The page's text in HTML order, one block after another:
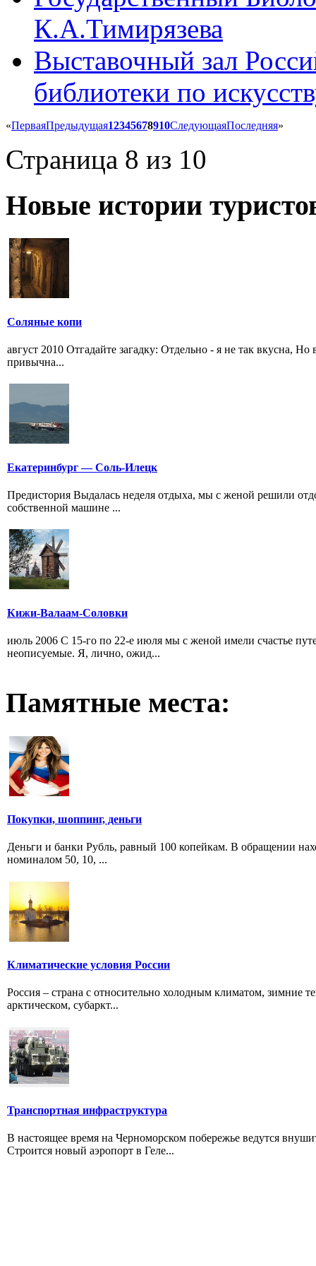
К.А.Тимирязева
Выставочный зал
библиотеки по
«ПерваяПредыдущая12345678910СледующаяПоследняя»
Страница 8 из 10
Новые истории
Соляные копи
август 2010 Отгадайте загадку: Отдельно - я не так вкусна,
привычна...
Екатеринбург — Соль-Илецк
Предистория Выдалась неделя отдыха, мы с женой решили
собственной машине ...
Кижи-Валаам-Соловки
июль 2006 С 15-го по 22-е июля мы с женой имели счастье
неописуемые. Я, лично, ожид...
Памятные места:
Покупки, шоппинг, деньги
Деньги и банки Рубль, равный 100 копейкам. В обращении
номиналом 50, 10, ...
Климатические условия России
Россия – страна с относительно холодным климатом, зимние
арктическом, субаркт...
Транспортная инфраструктура
В настоящее время на Черноморском побережье ведутся
Строится новый аэропорт в Геле...